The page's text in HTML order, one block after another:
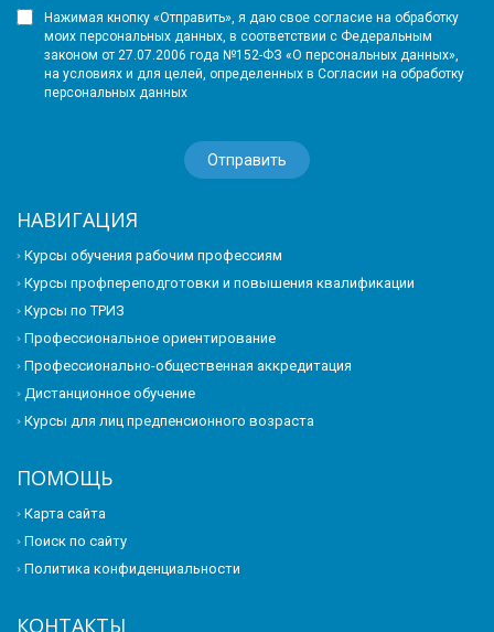
Нажимая кнопку «Отправить», я даю свое согласие на обработку
моих персональных данных, в соответствии с Федеральным
законом от 27.07.2006 года №152-ФЗ «О персональных данных»,
на условиях и для целей, определенных в Согласии на обработку
персональных данных
НАВИГАЦИЯ
Курсы обучения рабочим профессиям
Курсы профпереподготовки и повышения квалификации
Курсы по ТРИЗ
Профессиональное ориентирование
Профессионально-общественная аккредитация
Дистанционное обучение
Курсы для лиц предпенсионного возраста
ПОМОЩЬ
Карта сайта
Поиск по сайту
Политика конфиденциальности
КОНТАКТЫ